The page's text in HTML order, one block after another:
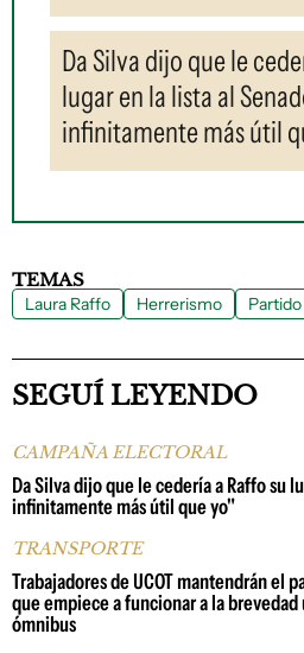
Da Silva dijo que le
lugar en la lista al
infinitamente más útil
TEMAS
Laura Raffo Herrerismo
SEGUÍ LEYENDO
CAMPAÑA ELECTORAL
Da Silva dijo que le cedería a Raffo su
infinitamente más útil que yo"
TRANSPORTE
Trabajadores de UCOT mantendrán el
que empiece a funcionar a la
ómnibus